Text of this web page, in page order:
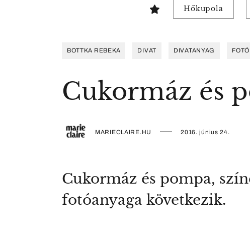
Hőkupola
BOTTKA REBEKA DIVAT DIVATANYAG FOTÓ
Cukormáz és
MARIECLAIRE.HU 2016. június 24.
Cukormáz és pompa,
fotóanyaga következik.